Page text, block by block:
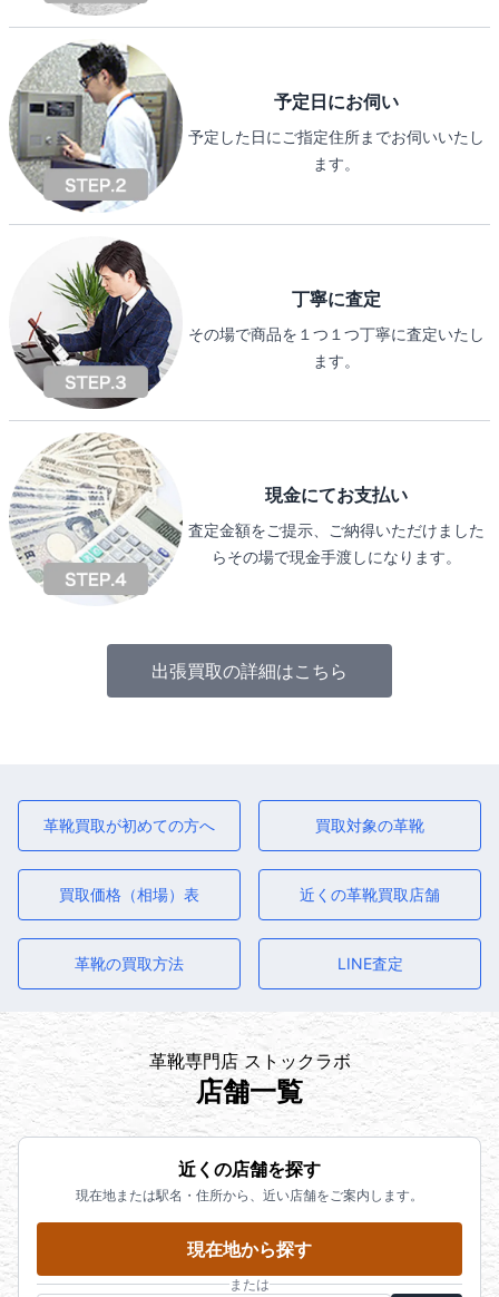
予定日にお伺い
予定した日にご指定住所までお伺いいたし
ます。
丁寧に査定
その場で商品を１つ１つ丁寧に査定いたし
ます。
現金にてお支払い
査定金額をご提示、ご納得いただけました
らその場で現金手渡しになります。
出張買取の詳細はこちら
革靴買取が初めての方へ 買取対象の革靴
買取価格（相場）表 近くの革靴買取店舗
革靴の買取方法 LINE査定
革靴専門店 ストックラボ
店舗一覧
近くの店舗を探す
現在地または駅名・住所から、近い店舗をご案内します。
現在地から探す
または